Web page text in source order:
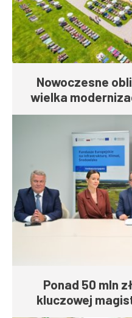
Nowoczesne
wielka
Ponad 50 mln
kluczowej